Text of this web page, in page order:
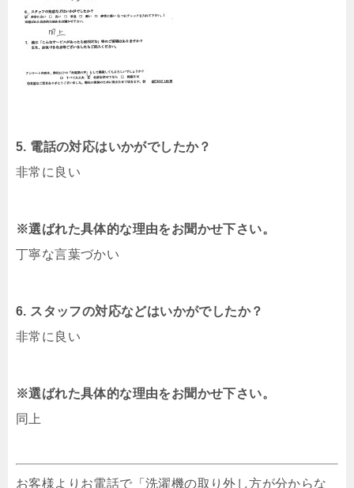
5. 電話の対応はいかがでしたか？
非常に良い
※選ばれた具体的な理由をお聞かせ下さい。
丁寧な言葉づかい
6. スタッフの対応などはいかがでしたか？
非常に良い
※選ばれた具体的な理由をお聞かせ下さい。
同上
お客様よりお電話で「洗濯機の取り外し方が分からな